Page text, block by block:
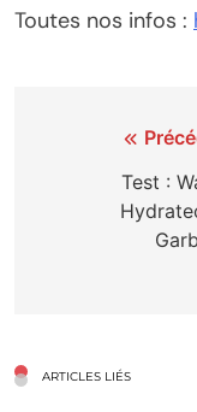
Toutes nos infos :
Navigation
l’article
Test :
ARTICLES LIÉS